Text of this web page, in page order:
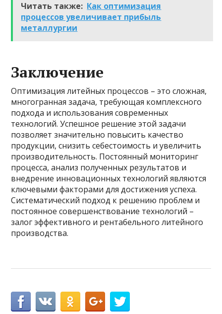
Читать также: Как оптимизация
процессов увеличивает прибыль
металлургии
Заключение
Оптимизация литейных процессов – это сложная,
многогранная задача, требующая комплексного
подхода и использования современных
технологий. Успешное решение этой задачи
позволяет значительно повысить качество
продукции, снизить себестоимость и увеличить
производительность. Постоянный мониторинг
процесса, анализ полученных результатов и
внедрение инновационных технологий являются
ключевыми факторами для достижения успеха.
Систематический подход к решению проблем и
постоянное совершенствование технологий –
залог эффективного и рентабельного литейного
производства.